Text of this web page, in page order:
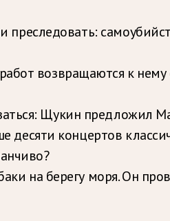
преследовать:
возвращаются к нему
Щукин предложил
десяти концертов
на берегу моря. Он